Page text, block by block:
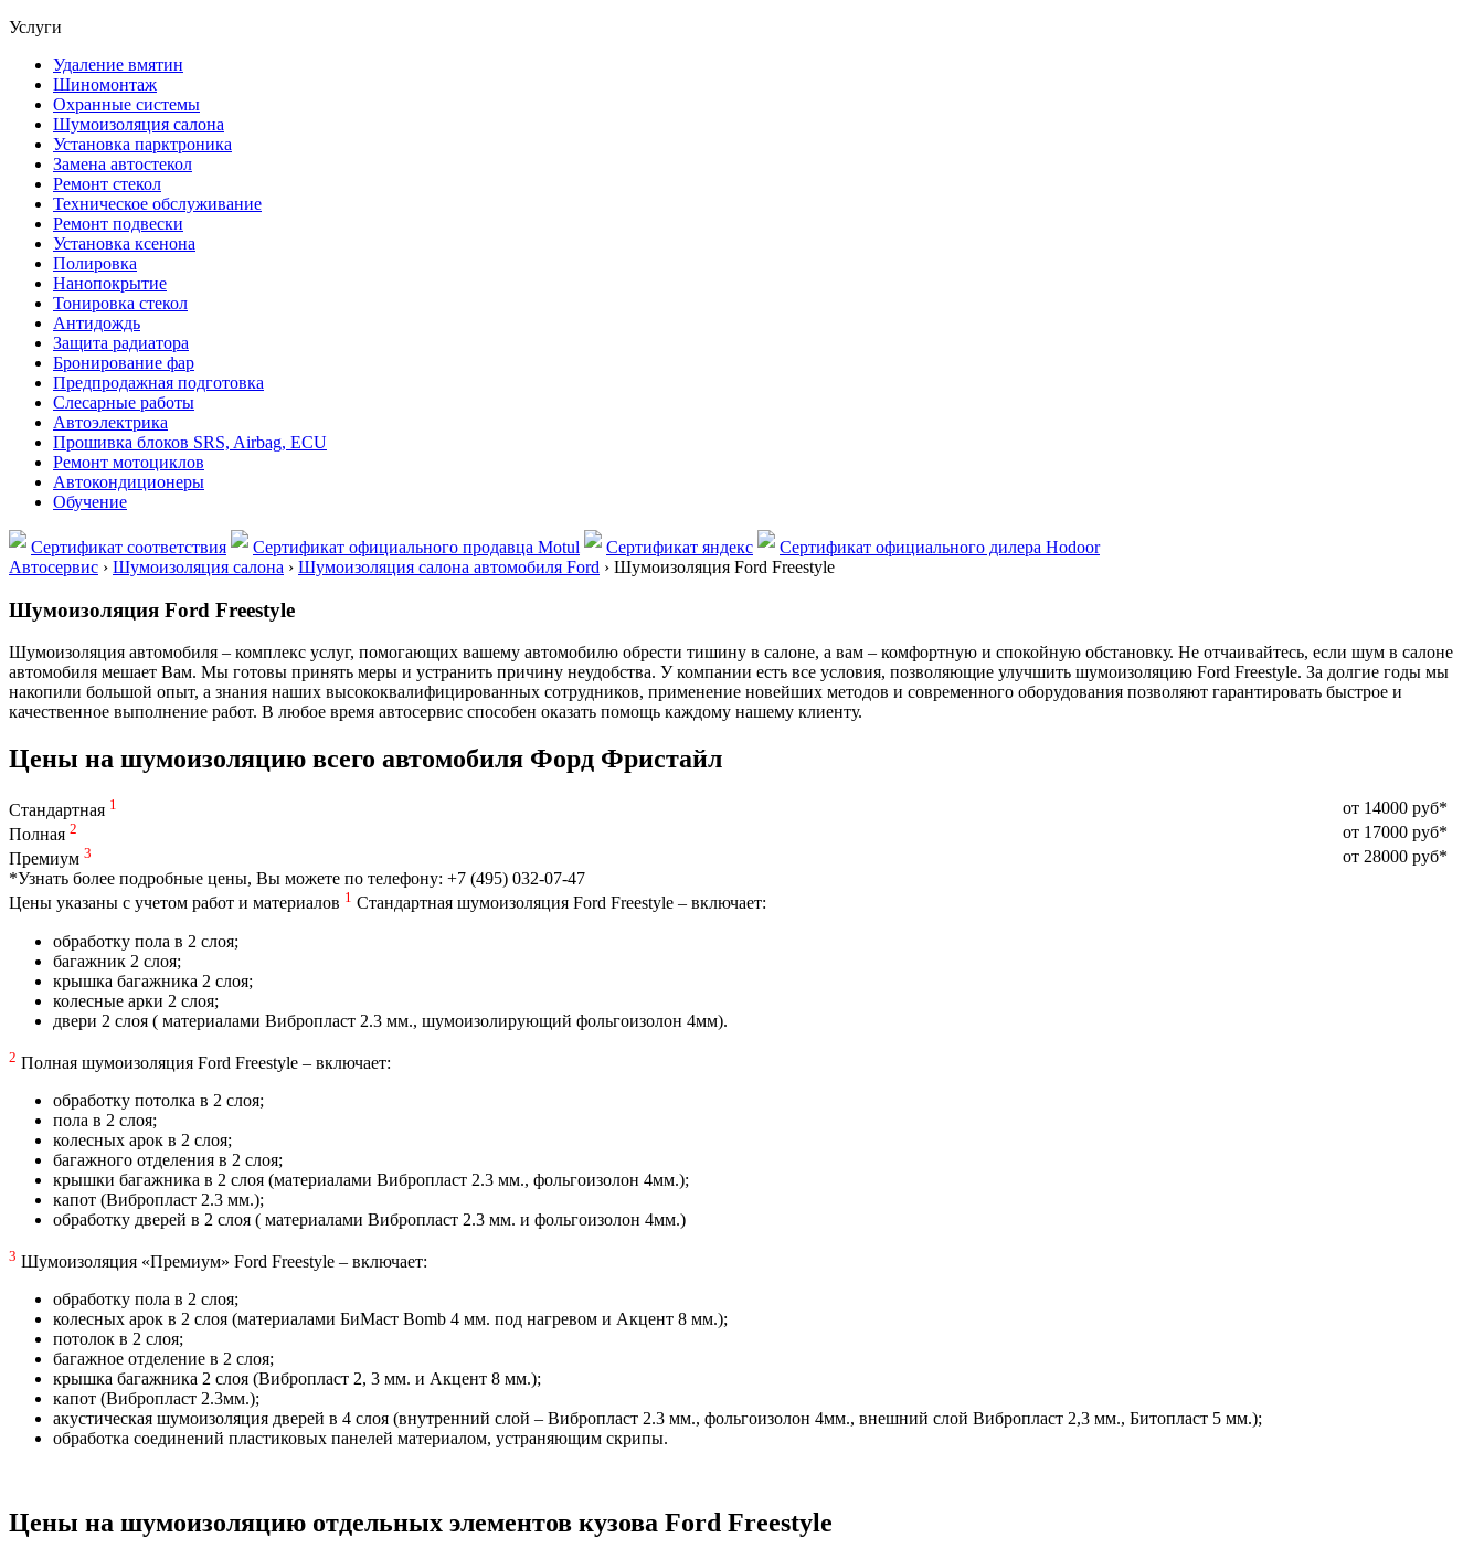
Услуги
Удаление вмятин
Шиномонтаж
Охранные системы
Шумоизоляция салона
Установка парктроника
Замена автостекол
Ремонт стекол
Техническое обслуживание
Ремонт подвески
Установка ксенона
Полировка
Нанопокрытие
Тонировка стекол
Антидождь
Защита радиатора
Бронирование фар
Предпродажная подготовка
Слесарные работы
Автоэлектрика
Прошивка блоков SRS, Airbag, ECU
Ремонт мотоциклов
Автокондиционеры
Обучение
Сертификат соответствия Сертификат официального продавца Motul Сертификат яндекс
Сертификат официального дилера Hodoor
Автосервис › Шумоизоляция салона › Шумоизоляция салона автомобиля Ford › Шумоизоляция Ford Freestyle
Шумоизоляция Ford Freestyle
Шумоизоляция автомобиля – комплекс услуг, помогающих вашему автомобилю обрести тишину в салоне, а вам – комфортную и спокойную обстановку. Не отчаивайтесь, если шум в салоне
автомобиля мешает Вам. Мы готовы принять меры и устранить причину неудобства. У компании есть все условия, позволяющие улучшить шумоизоляцию Ford Freestyle. За долгие годы мы
накопили большой опыт, а знания наших высококвалифицированных сотрудников, применение новейших методов и современного оборудования позволяют гарантировать быстрое и
качественное выполнение работ. В любое время автосервис способен оказать помощь каждому нашему клиенту.
Цены на шумоизоляцию всего автомобиля Форд Фристайл
Стандартная 1
от 14000 руб*
Полная 2
от 17000 руб*
Премиум 3
от 28000 руб*
*Узнать более подробные цены, Вы можете по телефону: +7 (495) 032-07-47
Цены указаны с учетом работ и материалов 1 Стандартная шумоизоляция Ford Freestyle – включает:
обработку пола в 2 слоя;
багажник 2 слоя;
крышка багажника 2 слоя;
колесные арки 2 слоя;
двери 2 слоя ( материалами Вибропласт 2.3 мм., шумоизолирующий фольгоизолон 4мм).
2 Полная шумоизоляция Ford Freestyle – включает:
обработку потолка в 2 слоя;
пола в 2 слоя;
колесных арок в 2 слоя;
багажного отделения в 2 слоя;
крышки багажника в 2 слоя (материалами Вибропласт 2.3 мм., фольгоизолон 4мм.);
капот (Вибропласт 2.3 мм.);
обработку дверей в 2 слоя ( материалами Вибропласт 2.3 мм. и фольгоизолон 4мм.)
3 Шумоизоляция «Премиум» Ford Freestyle – включает:
обработку пола в 2 слоя;
колесных арок в 2 слоя (материалами БиМаст Bomb 4 мм. под нагревом и Акцент 8 мм.);
потолок в 2 слоя;
багажное отделение в 2 слоя;
крышка багажника 2 слоя (Вибропласт 2, 3 мм. и Акцент 8 мм.);
капот (Вибропласт 2.3мм.);
акустическая шумоизоляция дверей в 4 слоя (внутренний слой – Вибропласт 2.3 мм., фольгоизолон 4мм., внешний слой Вибропласт 2,3 мм., Битопласт 5 мм.);
обработка соединений пластиковых панелей материалом, устраняющим скрипы.
Цены на шумоизоляцию отдельных элементов кузова Ford Freestyle